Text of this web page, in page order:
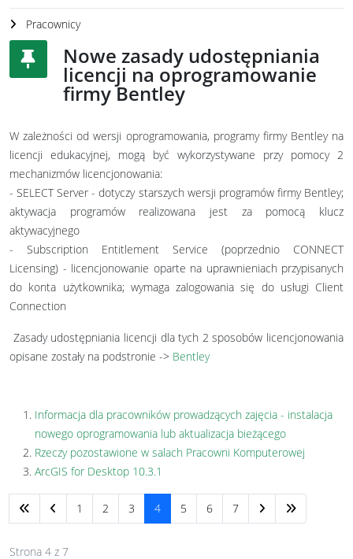
Pracownicy
Nowe zasady udostępniania
licencji na oprogramowanie
firmy Bentley
W zależności od wersji oprogramowania, programy firmy Bentley na
licencji edukacyjnej, mogą być wykorzystywane przy pomocy 2
mechanizmów licencjonowania:
- SELECT Server - dotyczy starszych wersji programów firmy Bentley;
aktywacja programów realizowana jest za pomocą klucz
aktywacyjnego
- Subscription Entitlement Service (poprzednio CONNECT
Licensing) - licencjonowanie oparte na uprawnieniach przypisanych
do konta użytkownika; wymaga zalogowania się do usługi Client
Connection
Zasady udostępniania licencji dla tych 2 sposobów licencjonowania
opisane zostały na podstronie -> Bentley
Informacja dla pracowników prowadzących zajęcia - instalacja
nowego oprogramowania lub aktualizacja bieżącego
Rzeczy pozostawione w salach Pracowni Komputerowej
ArcGIS for Desktop 10.3.1
1 2 3 4 5 6 7
Strona 4 z 7